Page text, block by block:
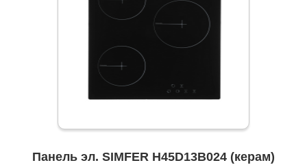
Панель эл. SIMFER H45D13B024 (керам)